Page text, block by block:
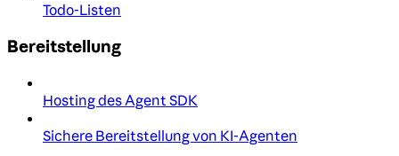
Todo-Listen
Bereitstellung
Hosting des Agent SDK
Sichere Bereitstellung von KI-Agenten